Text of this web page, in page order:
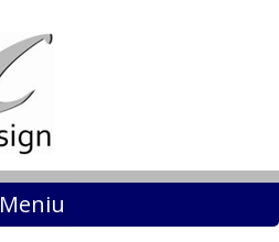
Meniu Sari la conținut